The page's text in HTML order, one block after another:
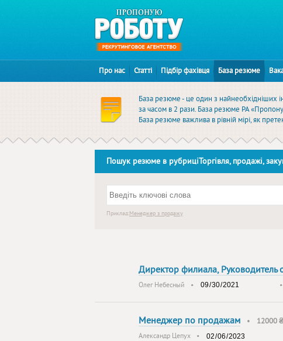
Про нас Статті Підбір фахівця База резюме
База резюме - це один з найнеобхідніших
за часом в 2 рази. База резюме РА
База резюме важлива в рівній мірі, як
Пошук резюме в рубриціТоргівля, продажі,
Приклад:Менеджер з продажу
Директор филиала,
Олег Небесный •
Менеджер по продажам • 12000
Александр Цепух •